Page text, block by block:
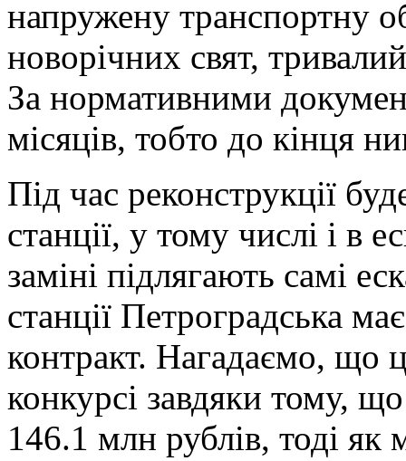
напружену транспортну
новорічних свят,
За нормативними
місяців, тобто до кінця
Під час реконструкції
станції, у тому числі і в
заміні підлягають самі
станції Петроградська
контракт. Нагадаємо, що
конкурсі завдяки тому,
146.1 млн рублів, тоді як